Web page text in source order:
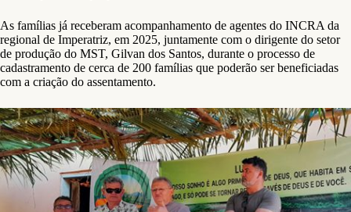
As famílias já receberam acompanhamento de agentes do INCRA da
regional de Imperatriz, em 2025, juntamente com o dirigente do setor
de produção do MST, Gilvan dos Santos, durante o processo de
cadastramento de cerca de 200 famílias que poderão ser beneficiadas
com a criação do assentamento.